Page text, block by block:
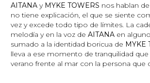
AITANAy MYKE TOWERS nos hablan
no tiene explicación, el que se siente
vez y excede todo tipo de límites. La
melodía y en la voz deAITANA en
sumado a la identidad boricua de MYKE
lleva a ese momento de tranquilidad
verano frente al mar con la persona que